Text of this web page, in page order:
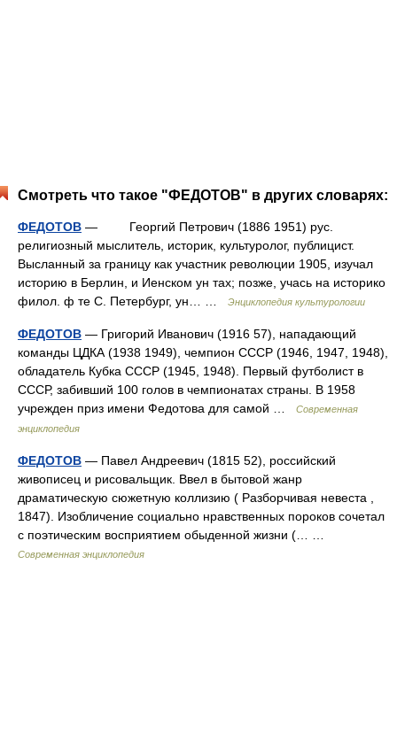
Смотреть что такое "ФЕДОТОВ" в других словарях:
ФЕДОТОВ — Георгий Петрович (1886 1951) рус.
религиозный мыслитель, историк, культуролог, публицист.
Высланный за границу как участник революции 1905, изучал
историю в Берлин, и Иенском ун тах; позже, учась на историко
филол. ф те С. Петербург, ун… …
Энциклопедия культурологии
ФЕДОТОВ — Григорий Иванович (1916 57), нападающий
команды ЦДКА (1938 1949), чемпион СССР (1946, 1947, 1948),
обладатель Кубка СССР (1945, 1948). Первый футболист в
СССР, забивший 100 голов в чемпионатах страны. В 1958
учрежден приз имени Федотова для самой …
Современная
энциклопедия
ФЕДОТОВ — Павел Андреевич (1815 52), российский
живописец и рисовальщик. Ввел в бытовой жанр
драматическую сюжетную коллизию ( Разборчивая невеста ,
1847). Изобличение социально нравственных пороков сочетал
с поэтическим восприятием обыденной жизни (… …
Современная энциклопедия